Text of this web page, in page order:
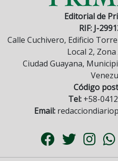
Editorial de
RIF: J-
Calle Cuchivero, Edificio
Local 2,
Ciudad Guayana,
Código
Tel:+58-
Email: